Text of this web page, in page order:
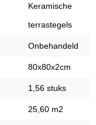
Keramische
terrastegels
Onbehandeld
80x80x2cm
1,56 stuks
25,60 m2